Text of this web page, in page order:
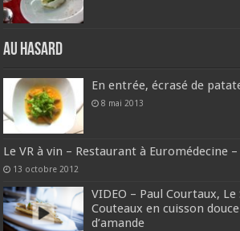
Au hasard
En entrée, écrasé de
8 mai 2013
Le VR à vin – Restaurant à Euromédecine
13 octobre 2012
VIDEO – Paul Courtaux,
Couteaux en cuisson
d’amande